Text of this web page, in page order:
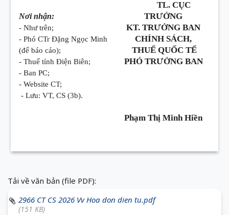
Nơi nhận:
- Như trên;
- Phó CTr Đặng Ngọc Minh
(để báo cáo);
- Thuế tỉnh Điện Biên;
- Ban PC;
- Website CT;
- Lưu: VT, CS (3b).
TL. CỤC
TRƯỞNG
KT. TRƯỞNG BAN
CHÍNH SÁCH,
THUẾ QUỐC TẾ
PHÓ TRƯỞNG BAN
Phạm Thị Minh Hiền
Tải về văn bản (file PDF):
2966 CT CS 2026 Vv Hoa don dien tu.pdf
(151 KB)